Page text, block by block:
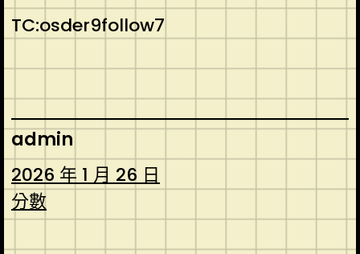
TC:osder9follow7
admin
2026 年 1 月 26 日
分數